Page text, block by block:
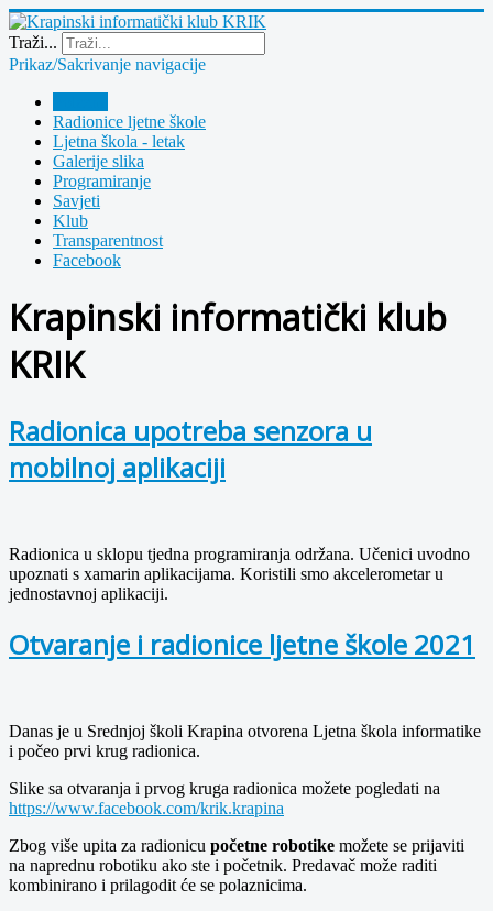
Traži...
Prikaz/Sakrivanje navigacije
Radionice ljetne škole
Ljetna škola - letak
Galerije slika
Programiranje
Savjeti
Klub
Transparentnost
Facebook
Krapinski informatički klub
KRIK
Radionica upotreba senzora u
mobilnoj aplikaciji
Radionica u sklopu tjedna programiranja održana. Učenici uvodno
upoznati s xamarin aplikacijama. Koristili smo akcelerometar u
jednostavnoj aplikaciji.
Otvaranje i radionice ljetne škole 2021
Danas je u Srednjoj školi Krapina otvorena Ljetna škola informatike
i počeo prvi krug radionica.
Slike sa otvaranja i prvog kruga radionica možete pogledati na
https://www.facebook.com/krik.krapina
Zbog više upita za radionicu početne robotike možete se prijaviti
na naprednu robotiku ako ste i početnik. Predavač može raditi
kombinirano i prilagodit će se polaznicima.
Year
Month
Year
Month